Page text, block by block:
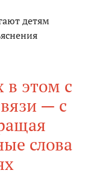
детям
этом с
— с
слова